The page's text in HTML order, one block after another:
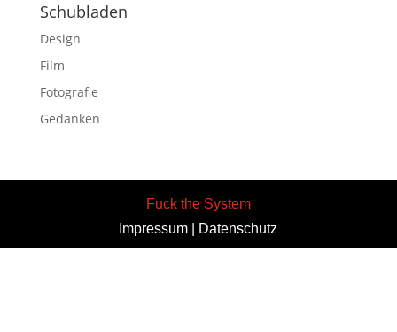
Schubladen
Design
Film
Fotografie
Gedanken
Fuck the System
Impressum
Datenschutz